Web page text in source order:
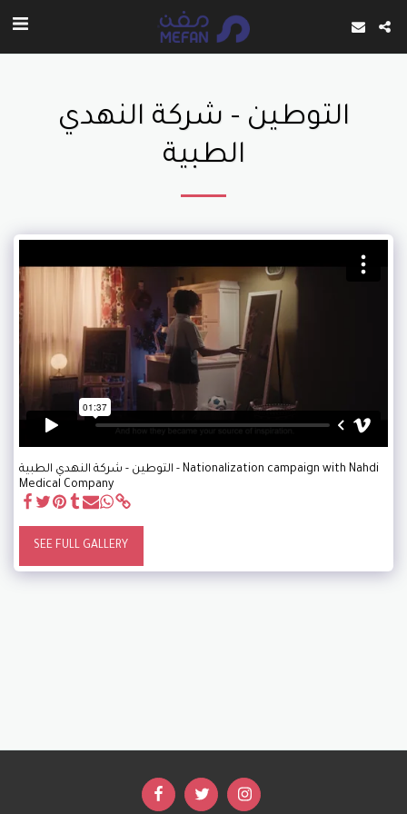
التوطين - شركة النهدي
الطبية
التوطين - شركة النهدي الطبية - Nationalization campaign with Nahdi
Medical Company
SEE FULL GALLERY